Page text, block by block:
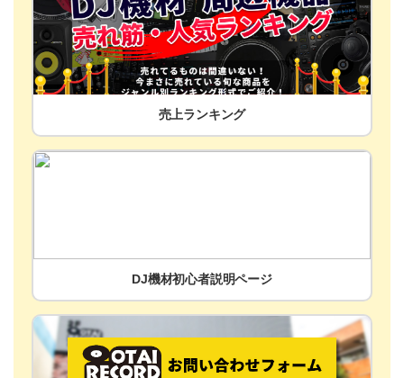
売上ランキング
DJ機材初心者説明ページ